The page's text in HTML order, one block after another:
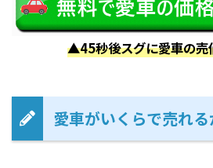
▲45秒後スグに愛車の
愛車がいくらで売れ